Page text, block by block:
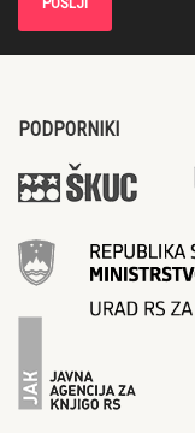
PODPORNIKI